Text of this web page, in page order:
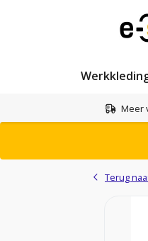
Meer
Terug